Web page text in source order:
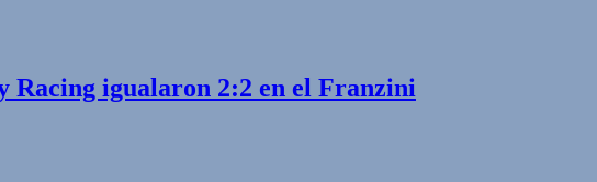
igualaron 2:2 en el Franzini